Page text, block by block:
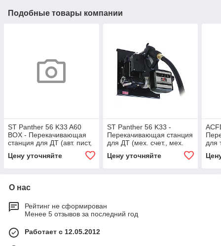
Подобные товары компании
ST Panther 56 K33 A60
BOX - Перекачивающая
станция для ДТ (авт. пист,
Цену уточняйте
ST Panther 56 K33 -
Перекачивающая станция
для ДТ (мех. счет., мех.
Цену уточняйте
для
80
О нас
Рейтинг не сформирован
Менее 5 отзывов за последний год
Работает с 12.05.2012